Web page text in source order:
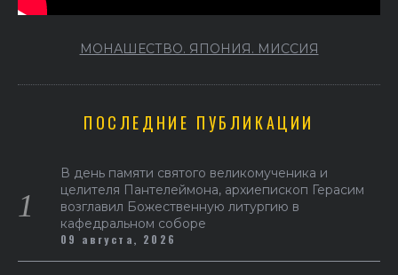
МОНАШЕСТВО. ЯПОНИЯ. МИССИЯ
ПОСЛЕДНИЕ ПУБЛИКАЦИИ
В день памяти святого великомученика и
целителя Пантелеймона, архиепископ Герасим
возглавил Божественную литургию в
кафедральном соборе
09 августа, 2026